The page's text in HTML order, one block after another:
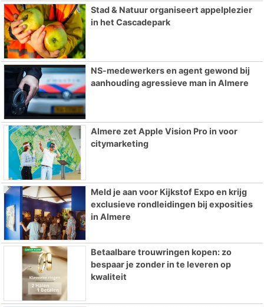
Stad & Natuur organiseert appelplezier
in het Cascadepark
NS-medewerkers en agent gewond bij
aanhouding agressieve man in Almere
Almere zet Apple Vision Pro in voor
citymarketing
Meld je aan voor Kijkstof Expo en krijg
exclusieve rondleidingen bij exposities
in Almere
Betaalbare trouwringen kopen: zo
bespaar je zonder in te leveren op
kwaliteit